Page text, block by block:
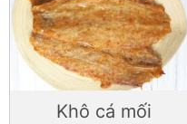
Khô cá mối